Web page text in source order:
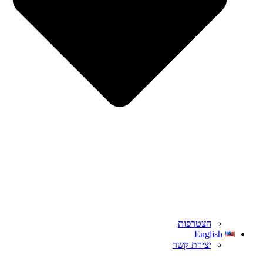
הצטרפות
English
יצירת קשר